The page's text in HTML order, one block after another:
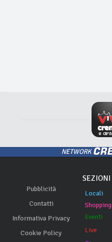
NETWORK
Pubblicità
Contatti
Informativa Privacy
Cookie Policy
SEZIONI
Locali
Shopping
Eventi
Live